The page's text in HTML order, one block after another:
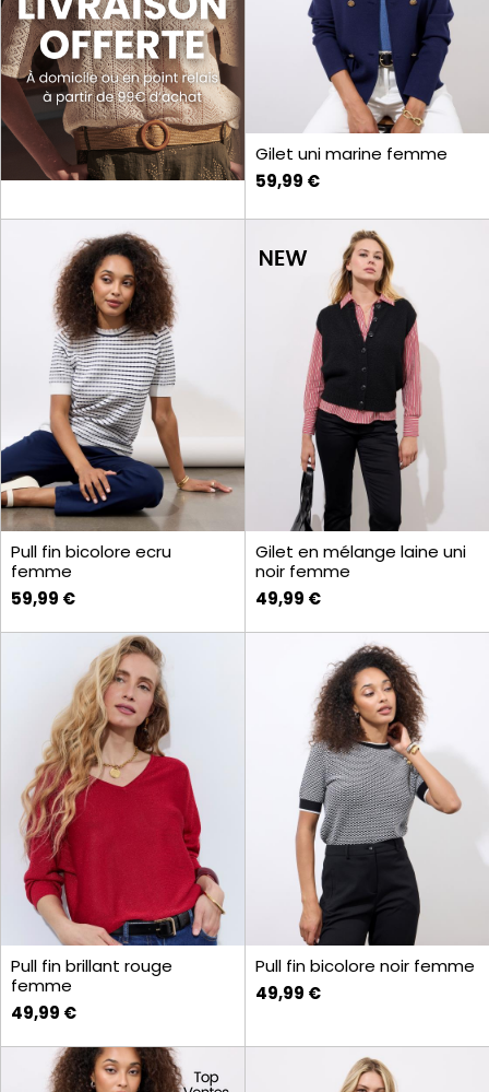
Gilet uni marine femme
59,99 €
Pull fin bicolore ecru
femme
59,99 €
Gilet en mélange laine uni
noir femme
49,99 €
Pull fin brillant rouge
femme
49,99 €
Pull fin bicolore noir femme
49,99 €